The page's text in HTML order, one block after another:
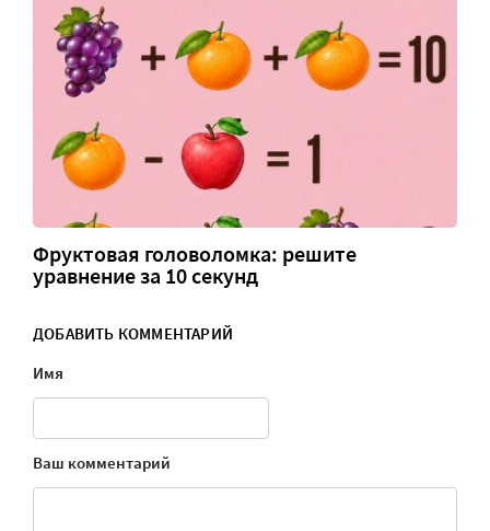
Фруктовая головоломка: решите
уравнение за 10 секунд
ДОБАВИТЬ КОММЕНТАРИЙ
Имя
Ваш комментарий